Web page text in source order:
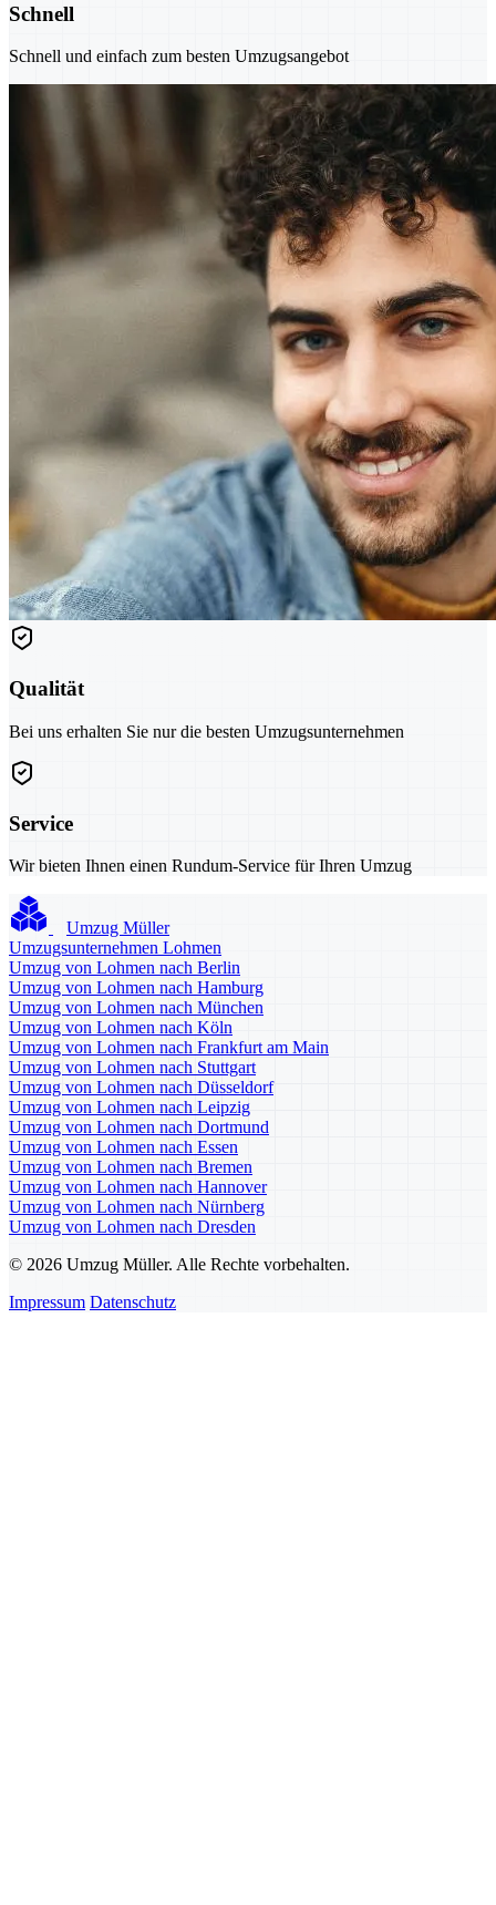
Schnell
Schnell und einfach zum besten Umzugsangebot
Qualität
Bei uns erhalten Sie nur die besten Umzugsunternehmen
Service
Wir bieten Ihnen einen Rundum-Service für Ihren Umzug
Umzug Müller
Umzugsunternehmen Lohmen
Umzug von Lohmen nach Berlin
Umzug von Lohmen nach Hamburg
Umzug von Lohmen nach München
Umzug von Lohmen nach Köln
Umzug von Lohmen nach Frankfurt am Main
Umzug von Lohmen nach Stuttgart
Umzug von Lohmen nach Düsseldorf
Umzug von Lohmen nach Leipzig
Umzug von Lohmen nach Dortmund
Umzug von Lohmen nach Essen
Umzug von Lohmen nach Bremen
Umzug von Lohmen nach Hannover
Umzug von Lohmen nach Nürnberg
Umzug von Lohmen nach Dresden
© 2026 Umzug Müller. Alle Rechte vorbehalten.
Impressum Datenschutz